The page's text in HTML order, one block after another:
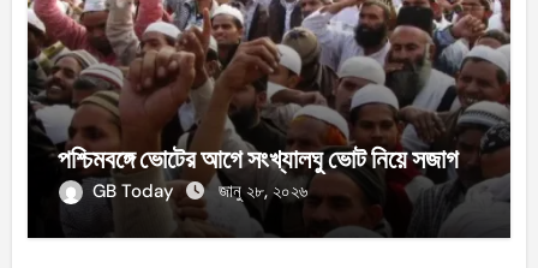
পশ্চিমবঙ্গে ভোটের আগে সংখ্যালঘু ভোট নিয়ে সজাগ
GB Today জানু ২৮, ২০২৬